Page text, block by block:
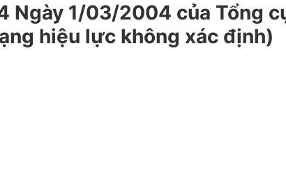
Ngày 1/03/2004 của Tổng
hiệu lực không xác định)